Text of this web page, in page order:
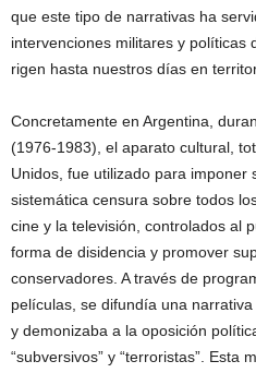
que este tipo de narrativas ha
intervenciones militares y políticas
rigen hasta nuestros días en
Concretamente en Argentina,
(1976-1983), el aparato cultural,
Unidos, fue utilizado para imponer
sistemática censura sobre todos
cine y la televisión, controlados al
forma de disidencia y promover
conservadores. A través de
películas, se difundía una
y demonizaba a la oposición
“subversivos” y “terroristas”. Esta